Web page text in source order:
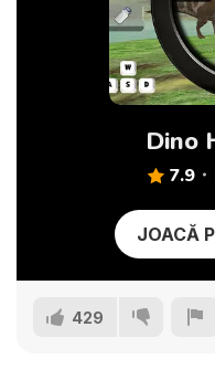
Dino
7.9
JOACĂ
429